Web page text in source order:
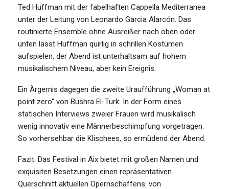
Ted Huffman mit der fabelhaften Cappella Mediterranea
unter der Leitung von Leonardo Garcia Alarcón. Das
routinierte Ensemble ohne Ausreißer nach oben oder
unten lässt Huffman quirlig in schrillen Kostümen
aufspielen, der Abend ist unterhaltsam auf hohem
musikalischem Niveau, aber kein Ereignis.
Ein Ärgernis dagegen die zweite Uraufführung „Woman at
point zero“ von Bushra El-Turk: In der Form eines
statischen Interviews zweier Frauen wird musikalisch
wenig innovativ eine Männerbeschimpfung vorgetragen.
So vorhersehbar die Klischees, so ermüdend der Abend.
Fazit: Das Festival in Aix bietet mit großen Namen und
exquisiten Besetzungen einen repräsentativen
Querschnitt aktuellen Opernschaffens: von